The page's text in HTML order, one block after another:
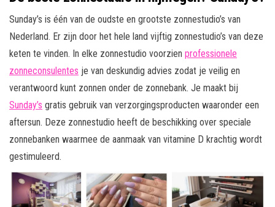
Sunday’s is één van de oudste en grootste zonnestudio’s van
Nederland. Er zijn door het hele land vijftig zonnestudio’s van deze
keten te vinden. In elke zonnestudio voorzien professionele
zonneconsulentes je van deskundig advies zodat je veilig en
verantwoord kunt zonnen onder de zonnebank. Je maakt bij
Sunday’s gratis gebruik van verzorgingsproducten waaronder een
aftersun. Deze zonnestudio heeft de beschikking over speciale
zonnebanken waarmee de aanmaak van vitamine D krachtig wordt
gestimuleerd.